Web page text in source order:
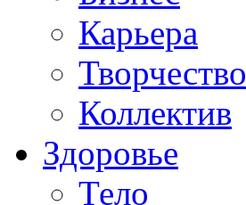
Карьера
Творчество
Коллектив
Здоровье
Тело